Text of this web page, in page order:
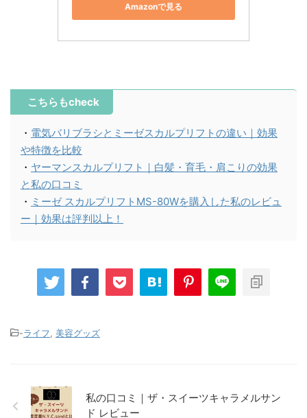
Amazonで見る
こちらもcheck
・ 電気バリブラシとミーゼスカルプリフトの違い｜効果
や特徴を比較
・ ヤーマンスカルプリフト｜白髪・育毛・肩こりの効果
と私の口コミ
・ ミーゼ スカルプリフトMS-80Wを購入した私のレビュ
ー｜効果は評判以上！
-ライフ 美容グッズ
私の口コミ｜ザ・スイーツキャラメルサン
ド レビュー